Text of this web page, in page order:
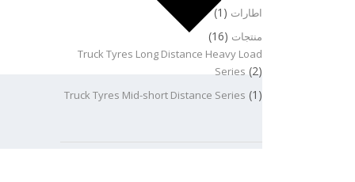
اطارات (1)
منتجات (16)
Truck Tyres Long Distance Heavy Load
Series (2)
Truck Tyres Mid-short Distance Series (1)